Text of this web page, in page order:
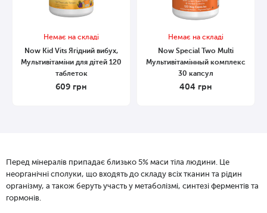
Немає на складі
Now Kid Vits Ягідний вибух,
Мультивітаміни для дітей 120
таблеток
609 грн
Немає на складі
Now Special Two Multi
Мультивітамінный комплекс
30 капсул
404 грн
Перед мінералів припадає близько 5% маси тіла людини. Це
неорганічні сполуки, що входять до складу всіх тканин та рідин
організму, а також беруть участь у метаболізмі, синтезі ферментів та
гормонів.